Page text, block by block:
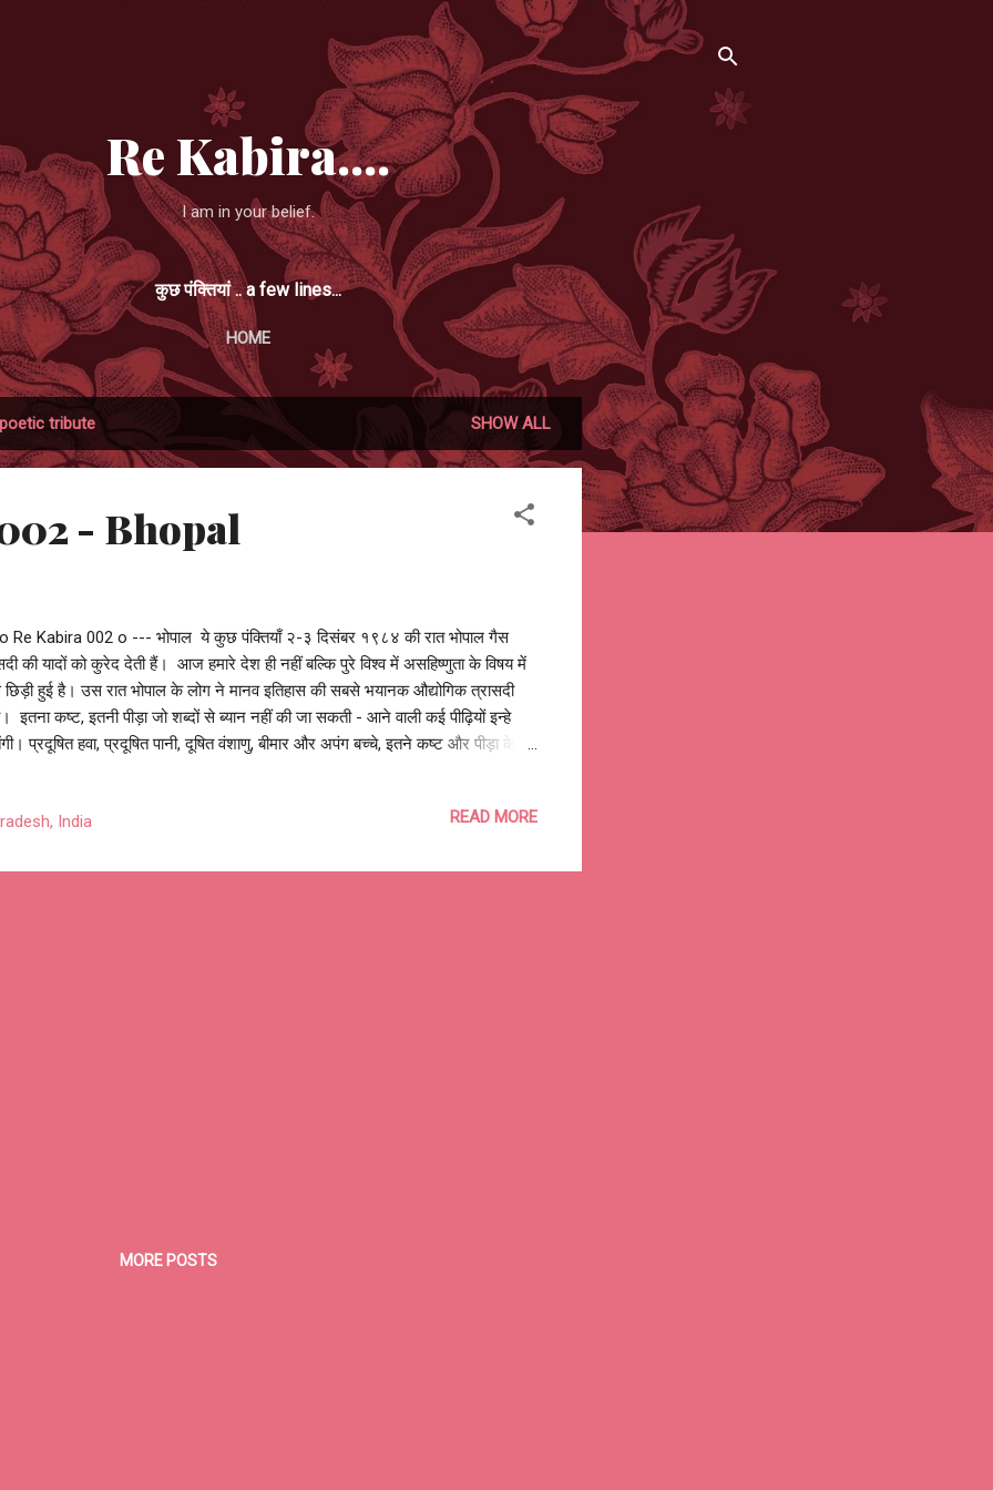
Re Kabira....
I am in your belief.
कुछ पंक्तियां .. a few lines...
HOME
poetic tribute SHOW ALL
- Bhopal
Re Kabira 002 o --- भोपाल ये कुछ पंक्तियाँ २-३ दिसंबर १९८४ की रात भोपाल गैस
की यादों को कुरेद देती हैं। आज हमारे देश ही नहीं बल्कि पुरे विश्व में असहिष्णुता के विषय में
हुई है। उस रात भोपाल के लोग ने मानव इतिहास की सबसे भयानक औद्योगिक त्रासदी
इतना कष्ट, इतनी पीड़ा जो शब्दों से ब्यान नहीं की जा सकती - आने वाली कई पीढ़ियों इन्हे
प्रदूषित हवा, प्रदूषित पानी, दूषित वंशाणु, बीमार और अपंग बच्चे, इतने कष्ट और पीड़ा के
उनका दर्द और ये भी की भोपाल और भारत कितना सहनशील और सहिष्णु है। मेरा परिवार
रात, डरावनी रात हम जी रहे हैं। ये कविता उस रात और उस रात के बाद अभी तक लड़
India READ MORE
MORE POSTS